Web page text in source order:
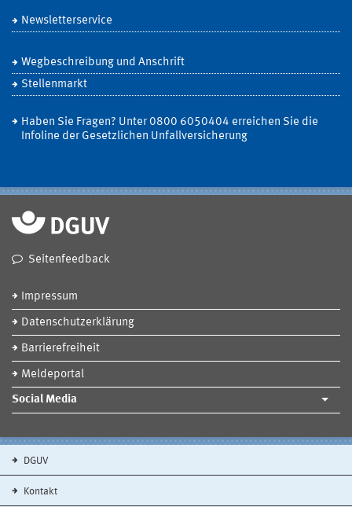
Newsletterservice
Wegbeschreibung und Anschrift
Stellenmarkt
Haben Sie Fragen? Unter 0800 6050404 erreichen Sie die
Infoline der Gesetzlichen Unfallversicherung
Seitenfeedback
Impressum
Datenschutzerklärung
Barrierefreiheit
Meldeportal
Social Media
DGUV
Kontakt